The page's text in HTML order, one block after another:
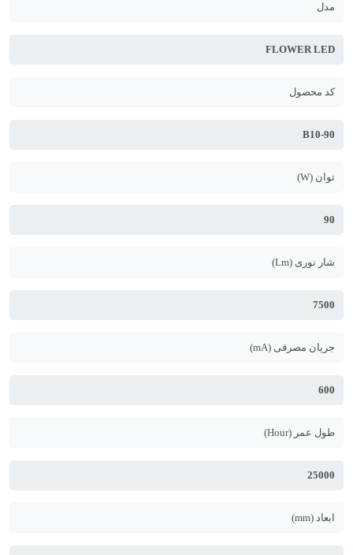
مدل
FLOWER LED
کد محصول
B10-90
توان (W)
90
شار نوری (Lm)
7500
جریان مصرفی (mA)
600
طول عمر (Hour)
25000
ابعاد (mm)